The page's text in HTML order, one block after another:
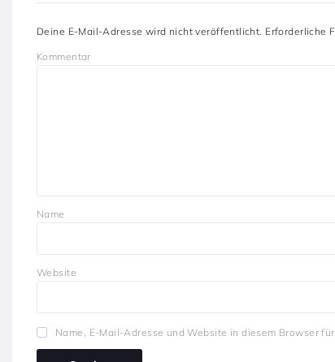
Deine E-Mail-Adresse wird nicht veröffentlicht. Erforderliche
Kommentar
Name
Website
Name, E-Mail-Adresse und Website in diesem Browser